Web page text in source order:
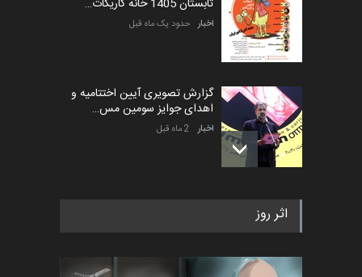
اخبار حدود یک ماه قبل
گزارش تصویری آیین اختتامیه و
اهدای جوایز سومین مس…
اخبار 2 ماه قبل
به یاد اردوغان باشول (۱۹۳۶–
اخبار 2 ماه قبل
اثر روز